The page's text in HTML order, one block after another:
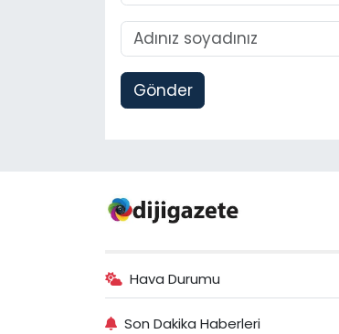
Gönder
Hava Durumu
Son Dakika Haberleri